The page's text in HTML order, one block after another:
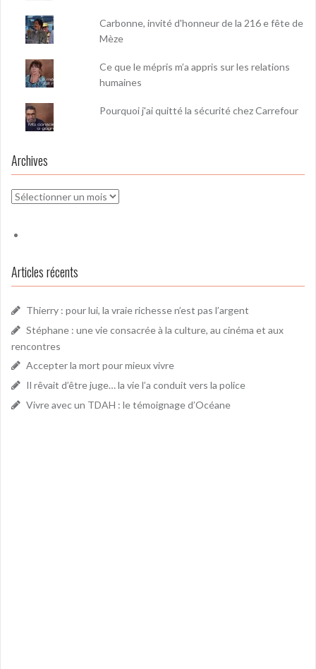
Carbonne, invité d'honneur de la 216 e fête de
Mèze
Ce que le mépris m’a appris sur les relations
humaines
Pourquoi j'ai quitté la sécurité chez Carrefour
Archives
Archives
Articles récents
Thierry : pour lui, la vraie richesse n’est pas l’argent
Stéphane : une vie consacrée à la culture, au cinéma et aux
rencontres
Accepter la mort pour mieux vivre
Il rêvait d’être juge… la vie l’a conduit vers la police
Vivre avec un TDAH : le témoignage d’Océane